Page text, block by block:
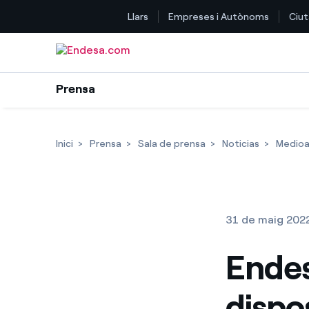
Llars Empreses i Autònoms
Prensa
Inici Prensa Sala de prensa Noticias
31 de maig